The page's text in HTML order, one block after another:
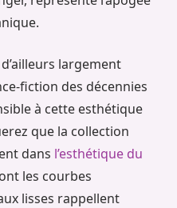
largement
fiction des décennies
à cette esthétique
que la collection
dans l’esthétique du
les courbes
lisses rappellent